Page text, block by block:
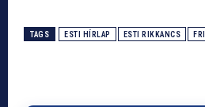
TAGS ESTI HÍRLAP ESTI RIKKANCS